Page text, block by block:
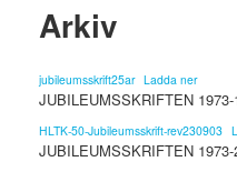
Arkiv
jubileumsskrift25ar Ladda ner
JUBILEUMSSKRIFTEN 1973-
HLTK-50-Jubileumsskrift-rev230903
JUBILEUMSSKRIFTEN 1973-